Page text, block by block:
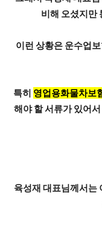
비해 오셨지만
이런 상황은 운수업
특히 영업용화물차보
해야 할 서류가 있어
육성재 대표님께서는